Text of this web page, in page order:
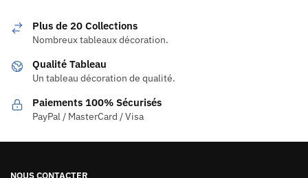
Plus de 20 Collections
Nombreux tableaux décoration.
Qualité Tableau
Un tableau décoration de qualité.
Paiements 100% Sécurisés
PayPal / MasterCard / Visa
NOUS CONTACTER